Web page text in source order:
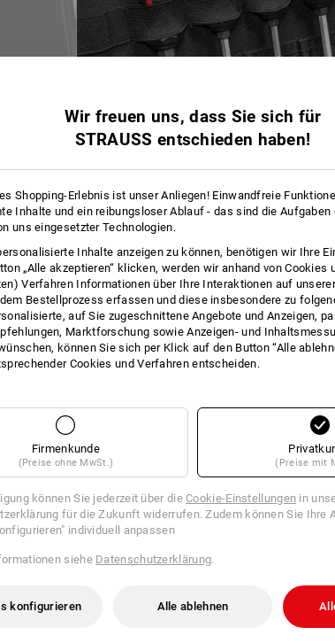
Deckel-
extra tiefe Form für
STRAUSSbox 145
Wir freuen uns, dass Sie sich für
STRAUSS entschieden haben!
Shopping-Erlebnis ist unser Anliegen! Einwandfreie
Inhalte und ein reibungsloser Ablauf - das sind die Aufgaben
uns eingesetzter Technologien.
Inhalte anzeigen zu können, benötigen wir Ihre
„Alle akzeptieren“ klicken, werden wir anhand von Cookies
Verfahren Informationen über Ihre Interaktionen auf
Bestellprozess erfassen und diese insbesondere zu
auf Sie zugeschnittene Angebote und Anzeigen,
Marktforschung sowie Anzeigen- und
können Sie sich per Klick auf den Button “Alle
Cookies und Verfahren entscheiden.
Firmenkunde
(Preise ohne MwSt.) (Preise mit
können Sie jederzeit über dieCookie-Einstellungen in
für die Zukunft widerrufen. Zudem können Sie Ihre
individuell anpassen
siehe Datenschutzerklärung.
konfigurieren Alle ablehnen